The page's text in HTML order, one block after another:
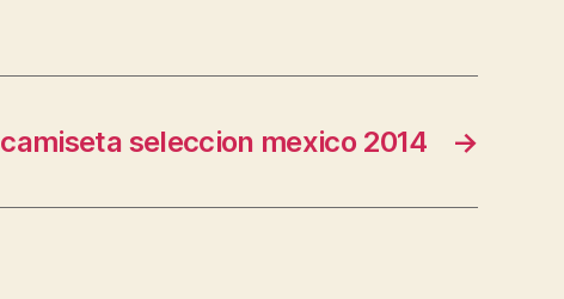
→
camiseta seleccion mexico 2014